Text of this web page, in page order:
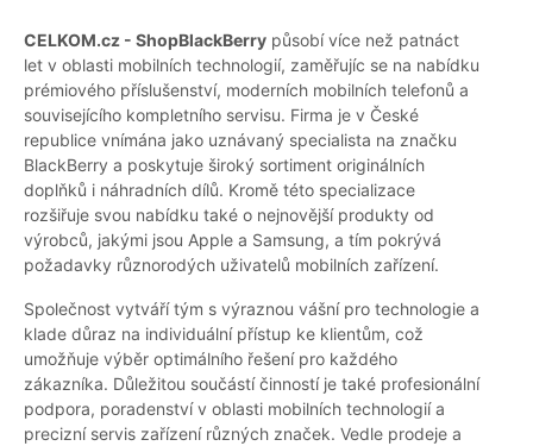
CELKOM.cz - ShopBlackBerry působí více než patnáct
let v oblasti mobilních technologií, zaměřujíc se na nabídku
prémiového příslušenství, moderních mobilních telefonů a
souvisejícího kompletního servisu. Firma je v České
republice vnímána jako uznávaný specialista na značku
BlackBerry a poskytuje široký sortiment originálních
doplňků i náhradních dílů. Kromě této specializace
rozšiřuje svou nabídku také o nejnovější produkty od
výrobců, jakými jsou Apple a Samsung, a tím pokrývá
požadavky různorodých uživatelů mobilních zařízení.
Společnost vytváří tým s výraznou vášní pro technologie a
klade důraz na individuální přístup ke klientům, což
umožňuje výběr optimálního řešení pro každého
zákazníka. Důležitou součástí činností je také profesionální
podpora, poradenství v oblasti mobilních technologií a
precizní servis zařízení různých značek. Vedle prodeje a